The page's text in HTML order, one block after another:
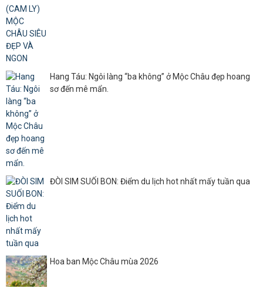
Hang Táu: Ngôi làng “ba không” ở Mộc Châu đẹp hoang
sơ đến mê mẩn.
ĐÒI SIM SUỐI BON: Điểm du lịch hot nhất mấy tuần qua
Hoa ban Mộc Châu mùa 2026